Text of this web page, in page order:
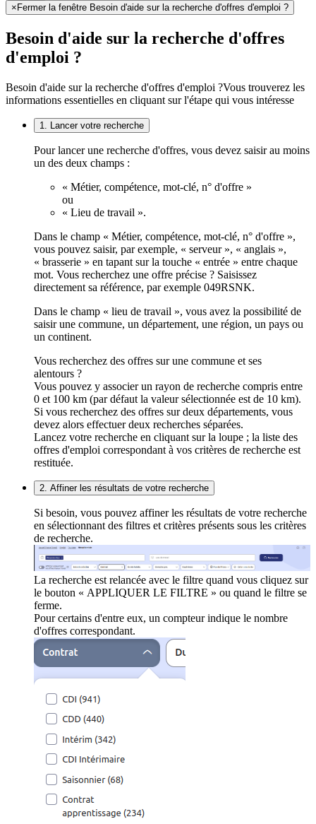
× Fermer la fenêtre Besoin d'aide sur la recherche d'offres d'emploi ?
Besoin d'aide sur la recherche d'offres
d'emploi ?
Besoin d'aide sur la recherche d'offres d'emploi ?Vous trouverez les
informations essentielles en cliquant sur l'étape qui vous intéresse
1. Lancer votre recherche
Pour lancer une recherche d'offres, vous devez saisir au moins
un des deux champs :
« Métier, compétence, mot-clé, n° d'offre »
ou
« Lieu de travail ».
Dans le champ « Métier, compétence, mot-clé, n° d'offre »,
vous pouvez saisir, par exemple, « serveur », « anglais »,
« brasserie » en tapant sur la touche « entrée » entre chaque
mot. Vous recherchez une offre précise ? Saisissez
directement sa référence, par exemple 049RSNK.
Dans le champ « lieu de travail », vous avez la possibilité de
saisir une commune, un département, une région, un pays ou
un continent.
Vous recherchez des offres sur une commune et ses
alentours ?
Vous pouvez y associer un rayon de recherche compris entre
0 et 100 km (par défaut la valeur sélectionnée est de 10 km).
Si vous recherchez des offres sur deux départements, vous
devez alors effectuer deux recherches séparées.
Lancez votre recherche en cliquant sur la loupe ; la liste des
offres d'emploi correspondant à vos critères de recherche est
restituée.
2. Affiner les résultats de votre recherche
Si besoin, vous pouvez affiner les résultats de votre recherche
en sélectionnant des filtres et critères présents sous les critères
de recherche.
La recherche est relancée avec le filtre quand vous cliquez sur
le bouton « APPLIQUER LE FILTRE » ou quand le filtre se
ferme.
Pour certains d'entre eux, un compteur indique le nombre
d'offres correspondant.